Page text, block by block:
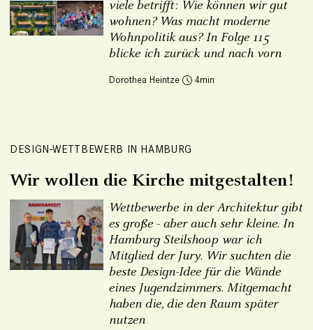
viele betrifft: Wie können wir gut
wohnen? Was macht moderne
Wohnpolitik aus? In Folge 115
blicke ich zurück und nach vorn
Dorothea Heintze 4
DESIGN-WETTBEWERB IN HAMBURG
Wir wollen die Kirche mitgestalten!
Wettbewerbe in der Architektur gibt
es große - aber auch sehr kleine. In
Hamburg Steilshoop war ich
Mitglied der Jury. Wir suchten die
beste Design-Idee für die Wände
eines Jugendzimmers. Mitgemacht
haben die, die den Raum später
nutzen